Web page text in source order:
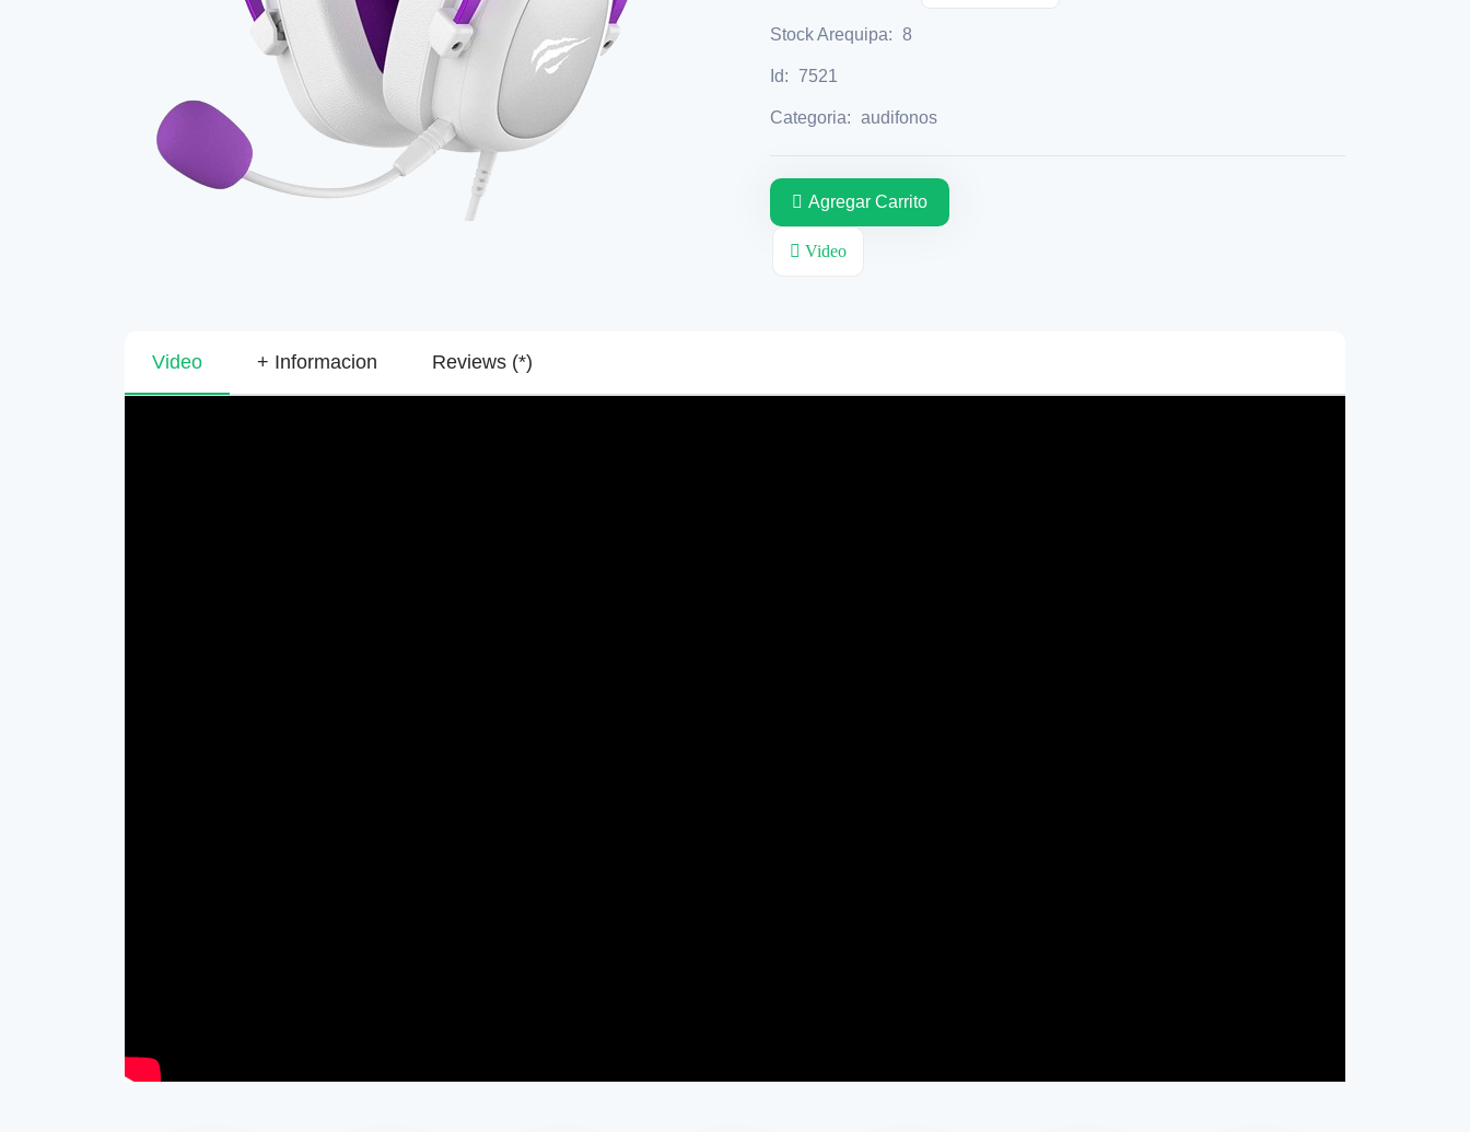
Stock Arequipa: 8
Id: 7521
Categoria: audifonos
Agregar Carrito
Video
Video + Informacion Reviews (*)